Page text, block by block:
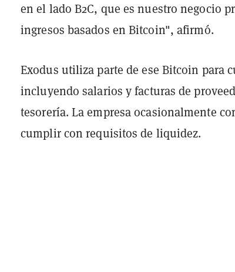
en el lado B2C, que es nuestro negocio
ingresos basados en Bitcoin", afirmó.
Exodus utiliza parte de ese Bitcoin para
incluyendo salarios y facturas de
tesorería. La empresa ocasionalmente
cumplir con requisitos de liquidez.